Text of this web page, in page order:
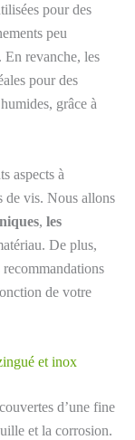
pour des
peu
revanche, les
pour des
grâce à
aspects à
de vis. Nous allons
, les
De plus,
de votre
et inox
d’une fine
et la corrosion.